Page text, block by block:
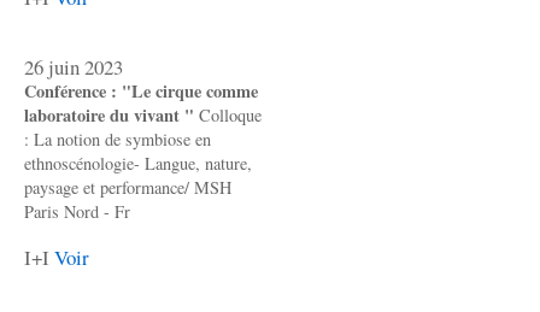
26 juin 2023
Conférence : "Le cirque comme
laboratoire du vivant " Colloque
: La notion de symbiose en
ethnoscénologie- Langue, nature,
paysage et performance/ MSH
Paris Nord - Fr
I+I Voir